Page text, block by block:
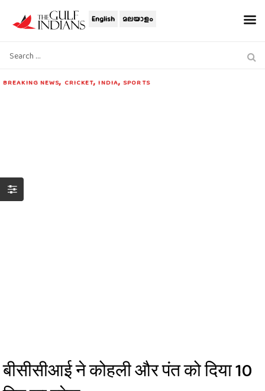
English മലയാളം
BREAKING NEWS, CRICKET,INDIA,SPORTS
बीसीसीआई ने कोहली और पंत को दिया 10